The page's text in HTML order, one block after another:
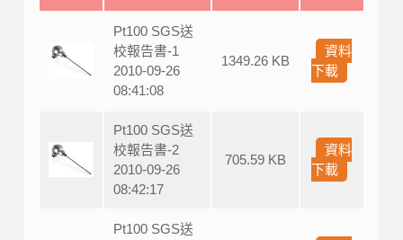
Pt100 SGS送
校報告書-1
2010-09-26
08:41:08
1349.26 KB
資料
下載
Pt100 SGS送
校報告書-2
2010-09-26
08:42:17
705.59 KB
資料
下載
Pt100 SGS送